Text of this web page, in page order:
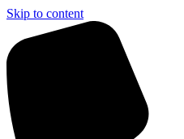
Skip to content